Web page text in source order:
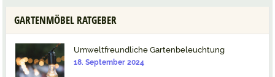
GARTENMÖBEL RATGEBER
Umweltfreundliche Gartenbeleuchtung
18. September 2024